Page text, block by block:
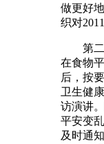
做更好
织对
第二
在食物
后，按
卫生健
访演讲
平安变
及时通